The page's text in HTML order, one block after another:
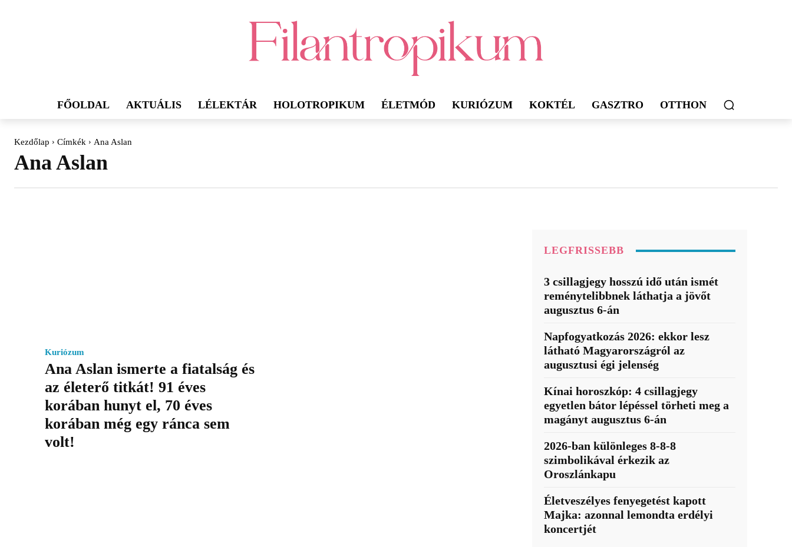
FŐOLDAL AKTUÁLIS LÉLEKTÁR HOLOTROPIKUM ÉLETMÓD KURIÓZUM KOKTÉL GASZTRO OTTHON
Kezdőlap Címkék Ana Aslan
Ana Aslan
Kuriózum
Ana Aslan ismerte a fiatalság és
az életerő titkát! 91 éves
korában hunyt el, 70 éves
korában még egy ránca sem
volt!
LEGFRISSEBB
3 csillagjegy hosszú idő után ismét
reménytelibbnek láthatja a jövőt
augusztus 6-án
Napfogyatkozás 2026: ekkor lesz
látható Magyarországról az
augusztusi égi jelenség
Kínai horoszkóp: 4 csillagjegy
egyetlen bátor lépéssel törheti meg a
magányt augusztus 6-án
2026-ban különleges 8-8-8
szimbolikával érkezik az
Oroszlánkapu
Életveszélyes fenyegetést kapott
Majka: azonnal lemondta erdélyi
koncertjét